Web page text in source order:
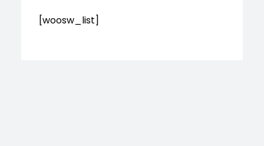
[woosw_list]